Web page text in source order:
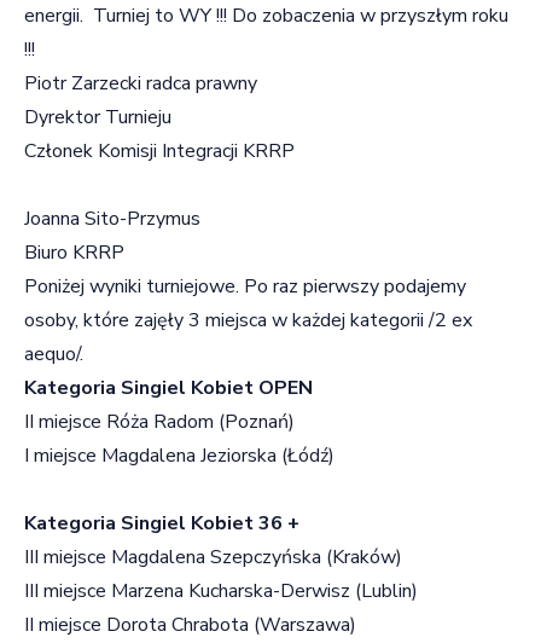
energii. Turniej to WY !!! Do zobaczenia w przyszłym roku
!!!
Piotr Zarzecki radca prawny
Dyrektor Turnieju
Członek Komisji Integracji KRRP
Joanna Sito-Przymus
Biuro KRRP
Poniżej wyniki turniejowe. Po raz pierwszy podajemy
osoby, które zajęły 3 miejsca w każdej kategorii /2 ex
aequo/.
Kategoria Singiel Kobiet OPEN
II miejsce Róża Radom (Poznań)
I miejsce Magdalena Jeziorska (Łódź)
Kategoria Singiel Kobiet 36 +
III miejsce Magdalena Szepczyńska (Kraków)
III miejsce Marzena Kucharska-Derwisz (Lublin)
II miejsce Dorota Chrabota (Warszawa)